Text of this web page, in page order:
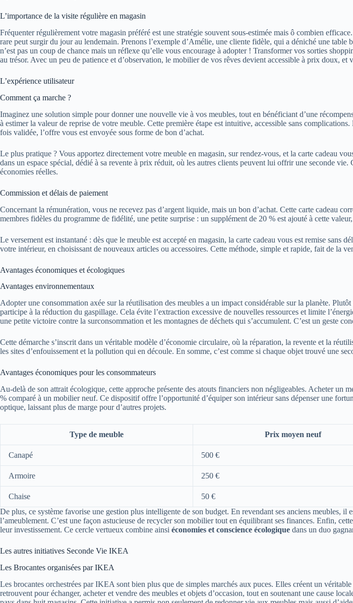
L’importance de la visite régulière en magasin
Fréquenter régulièrement votre magasin préféré est une stratégie souvent sous-estimée mais ô combien
rare peut surgir du jour au lendemain. Prenons l’exemple d’Amélie, une cliente fidèle, qui a déniché une table
n’est pas un coup de chance mais un réflexe qu’elle vous encourage à adopter ! Transformer vos sorties
au trésor. Avec un peu de patience et d’observation, le mobilier de vos rêves devient accessible à prix doux,
L’expérience utilisateur
Comment ça marche ?
Imaginez une solution simple pour donner une nouvelle vie à vos meubles, tout en bénéficiant d’une
à estimer la valeur de reprise de votre meuble. Cette première étape est intuitive, accessible sans
fois validée, l’offre vous est envoyée sous forme de bon d’achat.
Le plus pratique ? Vous apportez directement votre meuble en magasin, sur rendez-vous, et la carte cadeau
dans un espace spécial, dédié à sa revente à prix réduit, où les autres clients peuvent lui offrir une seconde
économies réelles.
Commission et délais de paiement
Concernant la rémunération, vous ne recevez pas d’argent liquide, mais un bon d’achat. Cette carte cadeau
membres fidèles du programme de fidélité, une petite surprise : un supplément de 20 % est ajouté à cette
Le versement est instantané : dès que le meuble est accepté en magasin, la carte cadeau vous est remise
votre intérieur, en choisissant de nouveaux articles ou accessoires. Cette méthode, simple et rapide, fait de la
Avantages économiques et écologiques
Avantages environnementaux
Adopter une consommation axée sur la réutilisation des meubles a un impact considérable sur la planète.
participe à la réduction du gaspillage. Cela évite l’extraction excessive de nouvelles ressources et limite
une petite victoire contre la surconsommation et les montagnes de déchets qui s’accumulent. C’est un geste
Cette démarche s’inscrit dans un véritable modèle d’économie circulaire, où la réparation, la revente et la
les sites d’enfouissement et la pollution qui en découle. En somme, c’est comme si chaque objet trouvé une
Avantages économiques pour les consommateurs
Au-delà de son attrait écologique, cette approche présente des atouts financiers non négligeables. Acheter un
% comparé à un mobilier neuf. Ce dispositif offre l’opportunité d’équiper son intérieur sans dépenser une
optique, laissant plus de marge pour d’autres projets.
Type de meuble Prix moyen neuf
Canapé 500 €
Armoire 250 €
Chaise 50 €
De plus, ce système favorise une gestion plus intelligente de son budget. En revendant ses anciens meubles,
l’ameublement. C’est une façon astucieuse de recycler son mobilier tout en équilibrant ses finances. Enfin,
leur investissement. Ce cercle vertueux combine ainsi économies et conscience écologique dans un duo
Les autres initiatives Seconde Vie IKEA
Les Brocantes organisées par IKEA
Les brocantes orchestrées par IKEA sont bien plus que de simples marchés aux puces. Elles créent un
retrouvent pour échanger, acheter et vendre des meubles et objets d’occasion, tout en soutenant une cause